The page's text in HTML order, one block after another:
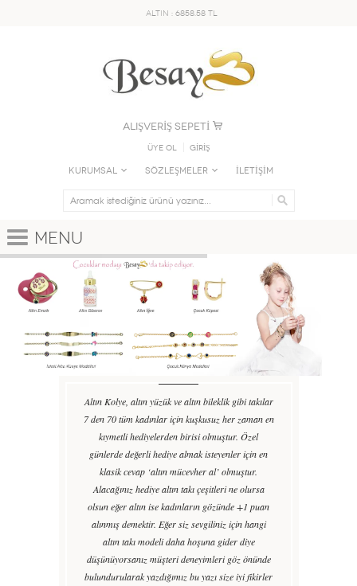
ALTIN : 6858.58 TL
ALIŞVERİŞ SEPETİ
Üye Ol GİRİŞ
KURUMSAL SÖZLEŞMELER İLETİŞİM
Menu
Altın Kolye, altın yüzük ve altın bileklik gibi takılar
7 den 70 tüm kadınlar için kuşkusuz her zaman en
kıymetli hediyelerden birisi olmuştur. Özel
günlerde değerli hediye almak isteyenler için en
klasik cevap ‘altın mücevher al’ olmuştur.
Alacağınız hediye altın takı çeşitleri ne olursa
olsun eğer altın ise kadınların gözünde +1 puan
alınmış demektir. Eğer siz sevgiliniz için hangi
altın takı modeli daha hoşuna gider diye
düşünüyorsanız müşteri deneyimleri göz önünde
bulundurularak yazdığımız bu yazı size iyi fikirler